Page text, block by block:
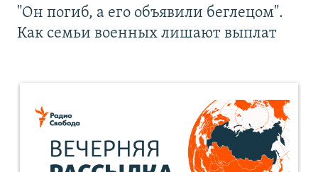
"Он погиб, а его объявили беглецом".
Как семьи военных лишают выплат